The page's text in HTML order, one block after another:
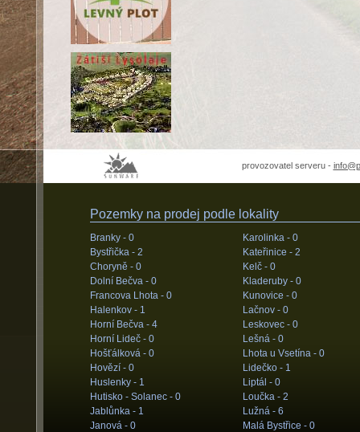
provozovatel serveru -
Pozemky na prodej podle lokality
Branky - 0
Bystřička - 2
Choryně - 0
Dolní Bečva - 0
Francova Lhota - 0
Halenkov - 1
Horní Bečva - 4
Horní Lideč - 0
Hošťálková - 0
Hovězí - 0
Huslenky - 1
Hutisko - Solanec - 0
Jablůnka - 1
Janová - 0
Karolinka - 0
Kateřinice - 2
Kelč - 0
Kladeruby - 0
Kunovice - 0
Lačnov - 0
Leskovec - 0
Lešná - 0
Lhota u Vsetína - 0
Lidečko - 1
Liptál - 0
Loučka - 2
Lužná - 6
Malá Bystřice - 0